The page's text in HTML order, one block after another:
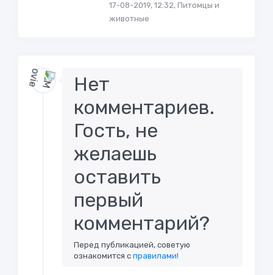
17-08-2019, 12:32, Питомцы и
животные
Нет
комментариев.
Гость, не
желаешь
оставить
первый
комментарий?
Перед публикацией, советую
ознакомится справилами!